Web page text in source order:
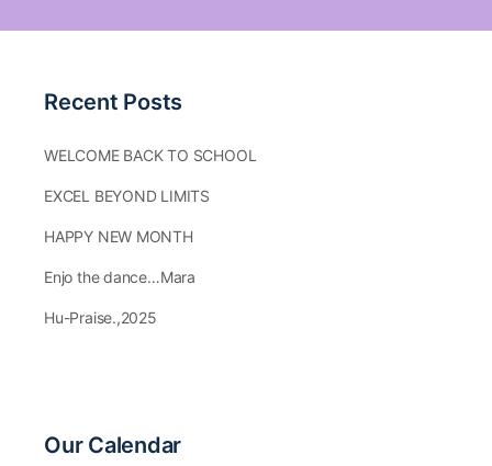
Recent Posts
WELCOME BACK TO SCHOOL
EXCEL BEYOND LIMITS
HAPPY NEW MONTH
Enjo the dance…Mara
Hu-Praise.,2025
Our Calendar